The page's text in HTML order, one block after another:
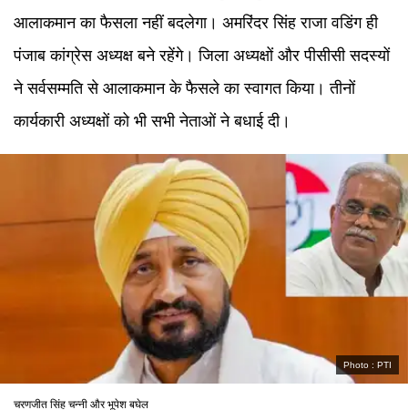
आलाकमान का फैसला नहीं बदलेगा। अमरिंदर सिंह राजा वडिंग ही
पंजाब कांग्रेस अध्यक्ष बने रहेंगे। जिला अध्यक्षों और पीसीसी सदस्यों
ने सर्वसम्मति से आलाकमान के फैसले का स्वागत किया। तीनों
कार्यकारी अध्यक्षों को भी सभी नेताओं ने बधाई दी।
Photo : PTI
चरणजीत सिंह चन्नी और भूपेश बघेल